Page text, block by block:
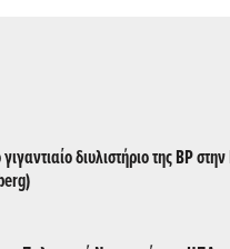
διυλιστήριο της BP